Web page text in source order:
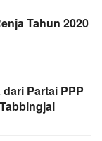
Tahun 2020
Partai PPP